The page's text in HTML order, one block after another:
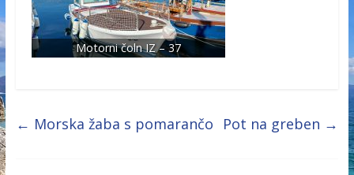
Motorni čoln IZ – 37
← Morska žaba s pomarančo Pot na greben →